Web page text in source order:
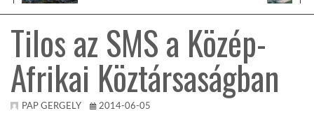
HÍR3D
TROPICALMAGAZIN
Tilos az SMS a Közép-
Afrikai Köztársaságban
PAP GERGELY 2014-06-05